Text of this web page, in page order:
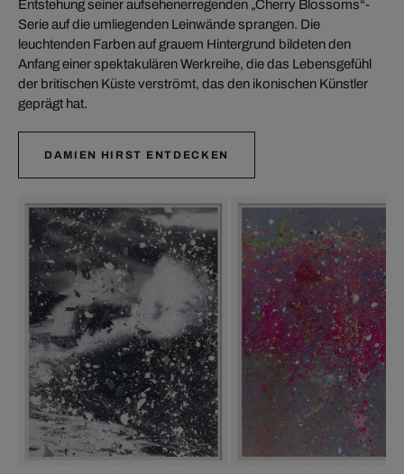
Entstehung seiner aufsehenerregenden „Cherry Blossoms“-
Serie auf die umliegenden Leinwände sprangen. Die
leuchtenden Farben auf grauem Hintergrund bildeten den
Anfang einer spektakulären Werkreihe, die das Lebensgefühl
der britischen Küste verströmt, das den ikonischen Künstler
geprägt hat.
DAMIEN HIRST ENTDECKEN